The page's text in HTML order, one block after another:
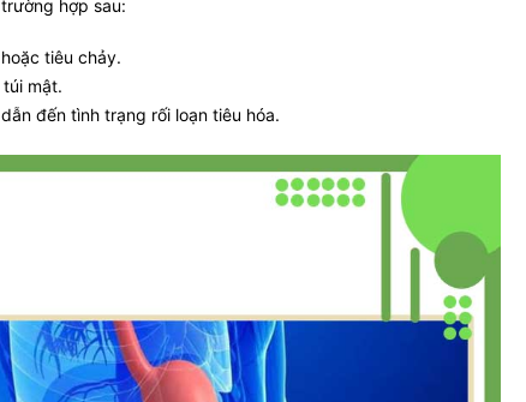
hợp sau:
tiêu chảy.
mật.
đến tình trạng rối loạn tiêu hóa.